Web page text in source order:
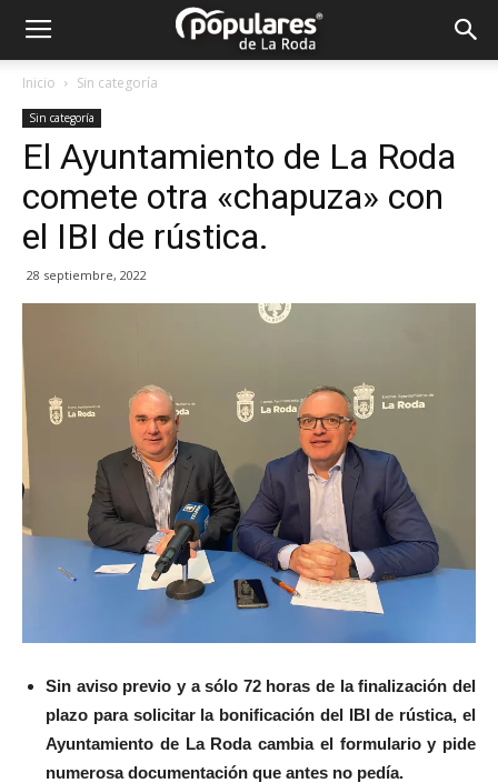
Partido
Popular
Roda
Inicio Sin categoría
Sin categoría
El Ayuntamiento de La Roda
comete otra «chapuza» con
el IBI de rústica.
28 septiembre, 2022
Sin aviso previo y a sólo 72 horas de la finalización del
plazo para solicitar la bonificación del IBI de rústica, el
Ayuntamiento de La Roda cambia el formulario y pide
numerosa documentación que antes no pedía.